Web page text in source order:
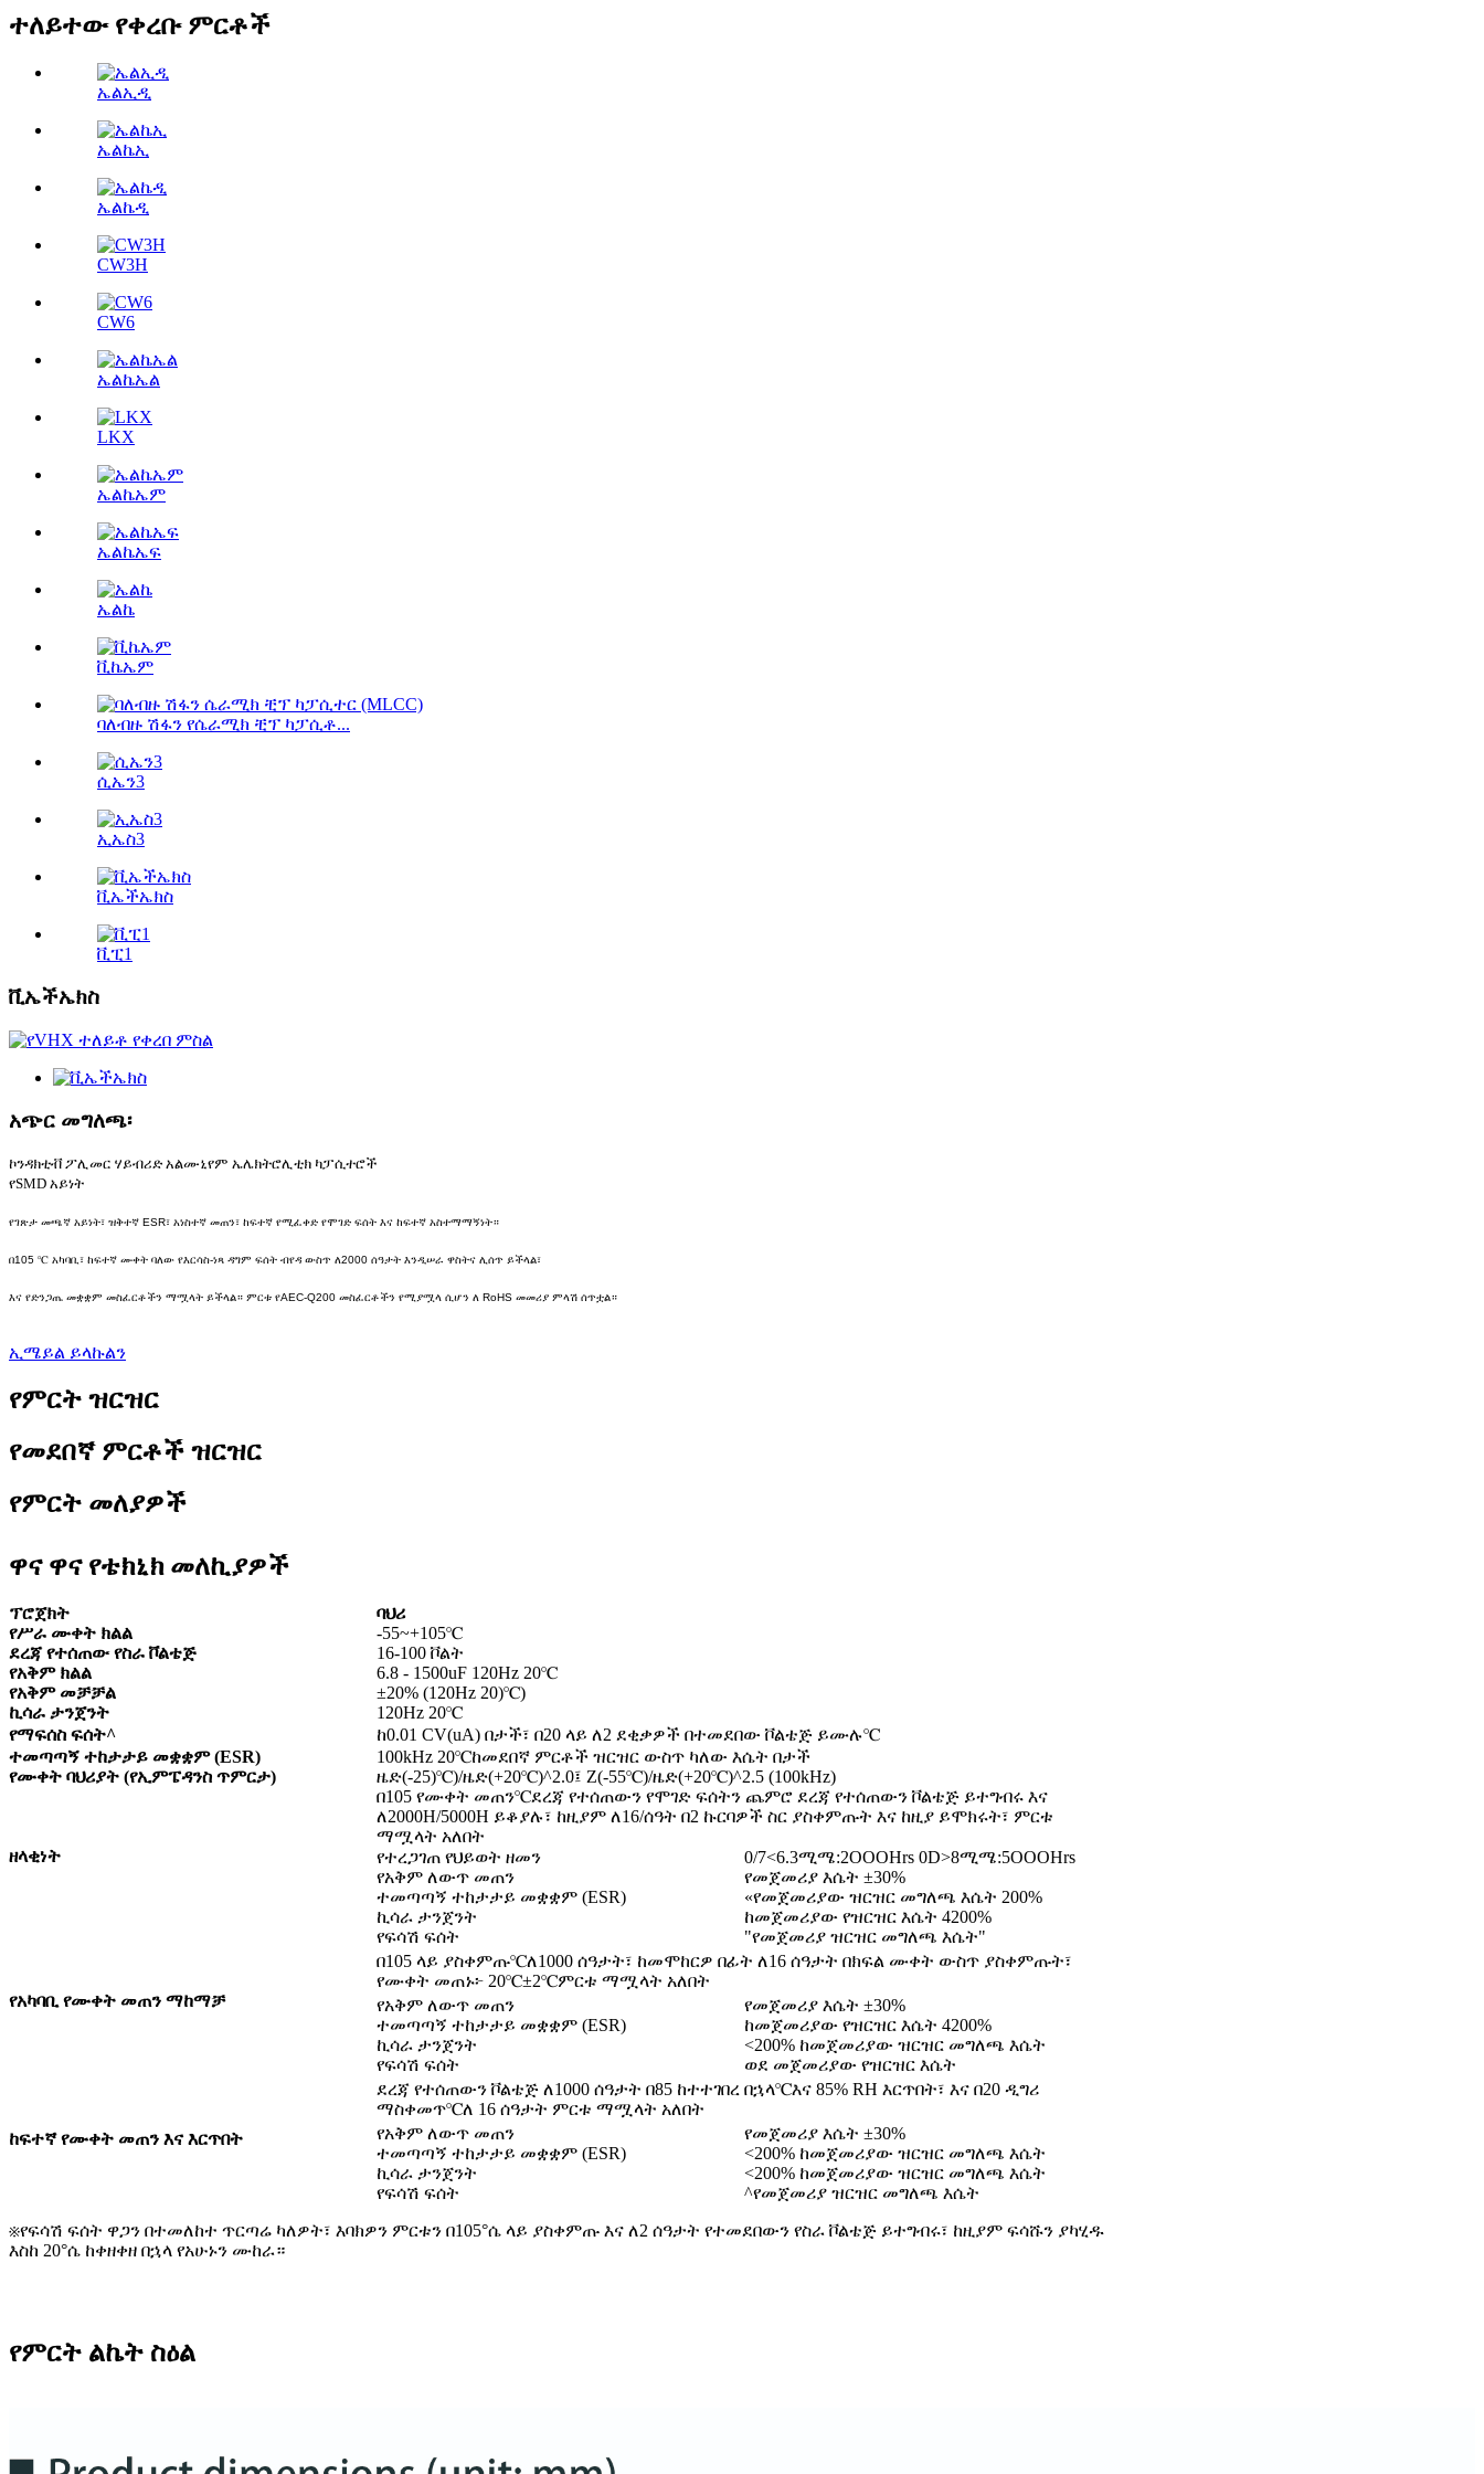
ተለይተው የቀረቡ ምርቶች
ኤልኢዲ
ኤልኬኢ
ኤልኬዲ
CW3H
CW6
ኤልኬኤል
LKX
ኤልኬኤም
ኤልኬኤፍ
ኤልኬ
ቪኬኤም
ባለብዙ ሽፋን የሴራሚክ ቺፕ ካፓሲቶ...
ሲኤን3
ኢኤስ3
ቪኤችኤክስ
ቪፒ1
ቪኤችኤክስ
አጭር መግለጫ፡
ኮንዳክቲቭ ፖሊመር ሃይብሪድ አልሙኒየም ኤሌክትሮሊቲክ ካፓሲተሮች
የSMD አይነት
የገጽታ መጫኛ አይነት፣ ዝቅተኛ ESR፣ አነስተኛ መጠን፣ ከፍተኛ የሚፈቀድ የሞገድ ፍሰት እና ከፍተኛ አስተማማኝነት።
በ105 ℃ አካባቢ፣ ከፍተኛ ሙቀት ባለው የእርሳስ-ነጻ ዳግም ፍሰት ብየዳ ውስጥ ለ2000 ሰዓታት እንዲሠራ ዋስትና ሊሰጥ ይችላል፣
እና የድንጋጤ መቋቋም መስፈርቶችን ማሟላት ይችላል። ምርቱ የAEC-Q200 መስፈርቶችን የሚያሟላ ሲሆን ለ RoHS መመሪያ ምላሽ ሰጥቷል።
ኢሜይል ይላኩልን
የምርት ዝርዝር
የመደበኛ ምርቶች ዝርዝር
የምርት መለያዎች
ዋና ዋና የቴክኒክ መለኪያዎች
ፕሮጀክት
ባህሪ
የሥራ ሙቀት ክልል
-55~+105℃
ደረጃ የተሰጠው የስራ ቮልቴጅ
16-100 ቮልት
የአቅም ክልል
6.8 - 1500uF 120Hz 20℃
የአቅም መቻቻል
±20% (120Hz 20)℃)
ኪሳራ ታንጀንት
120Hz 20℃
የማፍሰስ ፍሰት^
ከ0.01 CV(uA) በታች፣ በ20 ላይ ለ2 ደቂቃዎች በተመደበው ቮልቴጅ ይሙሉ℃
ተመጣጣኝ ተከታታይ መቋቋም (ESR)
100kHz 20℃ከመደበኛ ምርቶች ዝርዝር ውስጥ ካለው እሴት በታች
የሙቀት ባህሪያት (የኢምፔዳንስ ጥምርታ)
ዜድ(-25)℃)/ዜድ(+20℃)^2.0፤ Z(-55℃)/ዜድ(+20℃)^2.5 (100kHz)
ዘላቂነት
በ105 የሙቀት መጠን℃ደረጃ የተሰጠውን የሞገድ ፍሰትን ጨምሮ ደረጃ የተሰጠውን ቮልቴጅ ይተግብሩ እና
ለ2000H/5000H ይቆያሉ፣ ከዚያም ለ16/ሰዓት በ2 ኩርባዎች ስር ያስቀምጡት እና ከዚያ ይሞክሩት፣ ምርቱ
ማሟላት አለበት
የተረጋገጠ የህይወት ዘመን
0/7<6.3ሚሜ:2OOOHrs 0D>8ሚሜ:5OOOHrs
የአቅም ለውጥ መጠን
የመጀመሪያ እሴት ±30%
ተመጣጣኝ ተከታታይ መቋቋም (ESR)
«የመጀመሪያው ዝርዝር መግለጫ እሴት 200%
ኪሳራ ታንጀንት
ከመጀመሪያው የዝርዝር እሴት 4200%
የአካባቢ የሙቀት መጠን ማከማቻ
የፍሳሽ ፍሰት
"የመጀመሪያ ዝርዝር መግለጫ እሴት"
በ105 ላይ ያስቀምጡ℃ለ1000 ሰዓታት፣ ከመሞከርዎ በፊት ለ16 ሰዓታት በክፍል ሙቀት ውስጥ ያስቀምጡት፣
የሙቀት መጠኑ፦ 20℃±2℃ምርቱ ማሟላት አለበት
የአቅም ለውጥ መጠን
የመጀመሪያ እሴት ±30%
ተመጣጣኝ ተከታታይ መቋቋም (ESR)
ከመጀመሪያው የዝርዝር እሴት 4200%
ኪሳራ ታንጀንት
<200% ከመጀመሪያው ዝርዝር መግለጫ እሴት
የፍሳሽ ፍሰት
ወደ መጀመሪያው የዝርዝር እሴት
ከፍተኛ የሙቀት መጠን እና እርጥበት
ደረጃ የተሰጠውን ቮልቴጅ ለ1000 ሰዓታት በ85 ከተተገበረ በኋላ℃እና 85% RH እርጥበት፣ እና በ20 ዲግሪ
ማስቀመጥ℃ለ 16 ሰዓታት ምርቱ ማሟላት አለበት
የአቅም ለውጥ መጠን
የመጀመሪያ እሴት ±30%
ተመጣጣኝ ተከታታይ መቋቋም (ESR)
<200% ከመጀመሪያው ዝርዝር መግለጫ እሴት
ኪሳራ ታንጀንት
<200% ከመጀመሪያው ዝርዝር መግለጫ እሴት
የፍሳሽ ፍሰት
^የመጀመሪያ ዝርዝር መግለጫ እሴት
※የፍሳሽ ፍሰት ዋጋን በተመለከተ ጥርጣሬ ካለዎት፣ እባክዎን ምርቱን በ105°ሴ ላይ ያስቀምጡ እና ለ2 ሰዓታት የተመደበውን የስራ ቮልቴጅ ይተግብሩ፣ ከዚያም ፍሳሹን ያካሂዱ
እስከ 20°ሴ ከቀዘቀዘ በኋላ የአሁኑን ሙከራ።
የምርት ልኬት ስዕል